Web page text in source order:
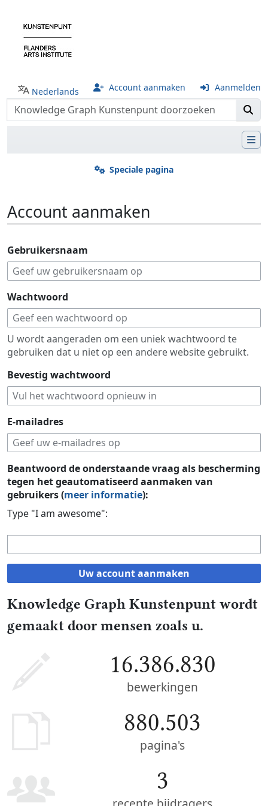
Nederlands Account aanmaken Aanmelden
Speciale pagina
Account aanmaken
Gebruikersnaam
Wachtwoord
U wordt aangeraden om een uniek wachtwoord te
gebruiken dat u niet op een andere website gebruikt.
Bevestig wachtwoord
E-mailadres
Beantwoord de onderstaande vraag als bescherming
tegen het geautomatiseerd aanmaken van
gebruikers (meer informatie):
Type "I am awesome":
Uw account aanmaken
Knowledge Graph Kunstenpunt wordt
gemaakt door mensen zoals u.
16.386.830
bewerkingen
880.503
pagina's
3